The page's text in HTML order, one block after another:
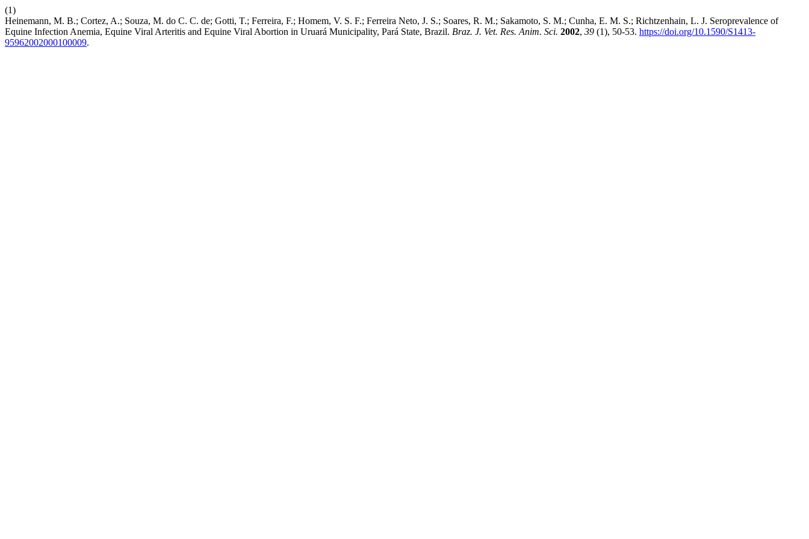
(1)
Heinemann, M. B.; Cortez, A.; Souza, M. do C. C. de; Gotti, T.; Ferreira, F.; Homem, V. S. F.; Ferreira Neto, J. S.; Soares, R. M.; Sakamoto, S. M.; Cunha, E. M. S.; Richtzenhain, L. J. Seroprevalence of
Equine Infection Anemia, Equine Viral Arteritis and Equine Viral Abortion in Uruará Municipality, Pará State, Brazil. Braz. J. Vet. Res. Anim. Sci. 2002, 39 (1), 50-53. https://doi.org/10.1590/S1413-
95962002000100009.